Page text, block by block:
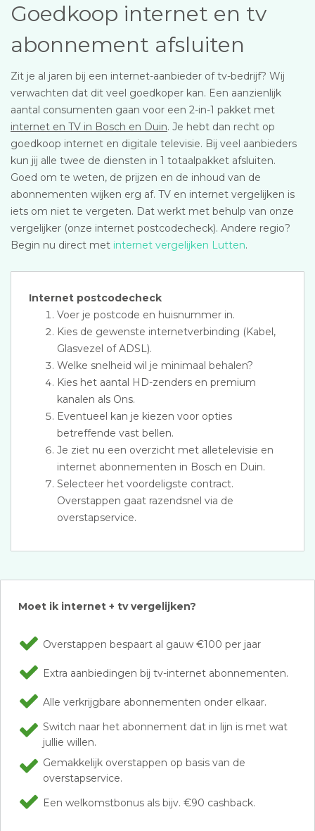
Goedkoop internet en tv
abonnement afsluiten
Zit je al jaren bij een internet-aanbieder of tv-bedrijf? Wij
verwachten dat dit veel goedkoper kan. Een aanzienlijk
aantal consumenten gaan voor een 2-in-1 pakket met
internet en TV in Bosch en Duin. Je hebt dan recht op
goedkoop internet en digitale televisie. Bij veel aanbieders
kun jij alle twee de diensten in 1 totaalpakket afsluiten.
Goed om te weten, de prijzen en de inhoud van de
abonnementen wijken erg af. TV en internet vergelijken is
iets om niet te vergeten. Dat werkt met behulp van onze
vergelijker (onze internet postcodecheck). Andere regio?
Begin nu direct met internet vergelijken Lutten.
Internet postcodecheck
Voer je postcode en huisnummer in.
Kies de gewenste internetverbinding (Kabel,
Glasvezel of ADSL).
Welke snelheid wil je minimaal behalen?
Kies het aantal HD-zenders en premium
kanalen als Ons.
Eventueel kan je kiezen voor opties
betreffende vast bellen.
Je ziet nu een overzicht met alletelevisie en
internet abonnementen in Bosch en Duin.
Selecteer het voordeligste contract.
Overstappen gaat razendsnel via de
overstapservice.
Moet ik internet + tv vergelijken?
Overstappen bespaart al gauw €100 per jaar
Extra aanbiedingen bij tv-internet abonnementen.
Alle verkrijgbare abonnementen onder elkaar.
Switch naar het abonnement dat in lijn is met wat
jullie willen.
Gemakkelijk overstappen op basis van de
overstapservice.
Een welkomstbonus als bijv. €90 cashback.